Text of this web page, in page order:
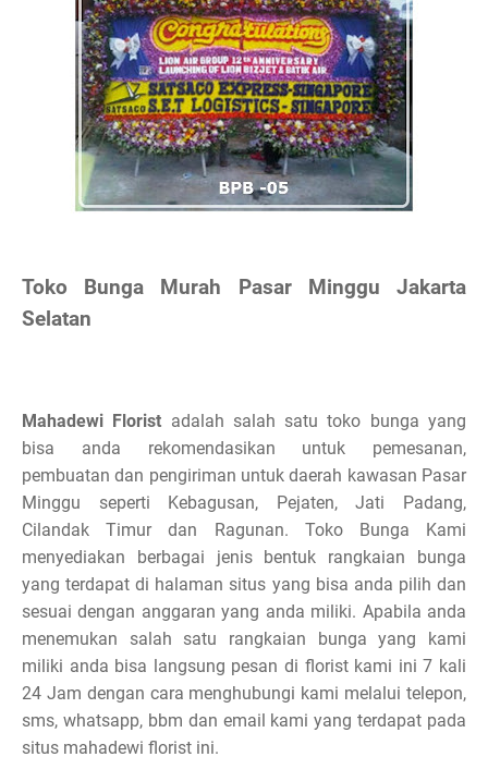
Toko Bunga Murah Pasar Minggu Jakarta
Selatan
Mahadewi Florist adalah salah satu toko bunga yang
bisa anda rekomendasikan untuk pemesanan,
pembuatan dan pengiriman untuk daerah kawasan Pasar
Minggu seperti Kebagusan, Pejaten, Jati Padang,
Cilandak Timur dan Ragunan. Toko Bunga Kami
menyediakan berbagai jenis bentuk rangkaian bunga
yang terdapat di halaman situs yang bisa anda pilih dan
sesuai dengan anggaran yang anda miliki. Apabila anda
menemukan salah satu rangkaian bunga yang kami
miliki anda bisa langsung pesan di florist kami ini 7 kali
24 Jam dengan cara menghubungi kami melalui telepon,
sms, whatsapp, bbm dan email kami yang terdapat pada
situs mahadewi florist ini.